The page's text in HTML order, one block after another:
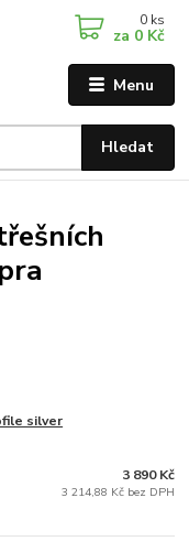
Menu
Hledat
0 ks
za 0 Kč
silver
3 890 Kč
3 214,88 Kč bez DPH